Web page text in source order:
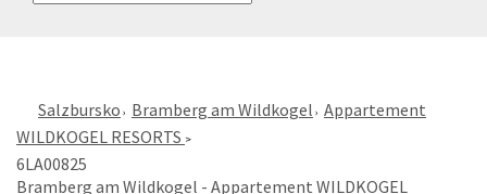
Salzbursko Bramberg am Wildkogel Appartement
WILDKOGEL RESORTS
6LA00825
Bramberg am Wildkogel - Appartement WILDKOGEL